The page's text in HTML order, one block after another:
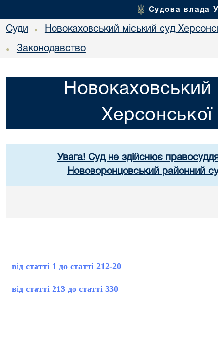
Судова влада
Суди • Новокаховський міський суд
• Законодавство
Новокаховський
Херсонської
Увага! Суд не здійснює
Нововоронцовський районний
від статті 1 до статті 212-20
від статті 213 до статті 330